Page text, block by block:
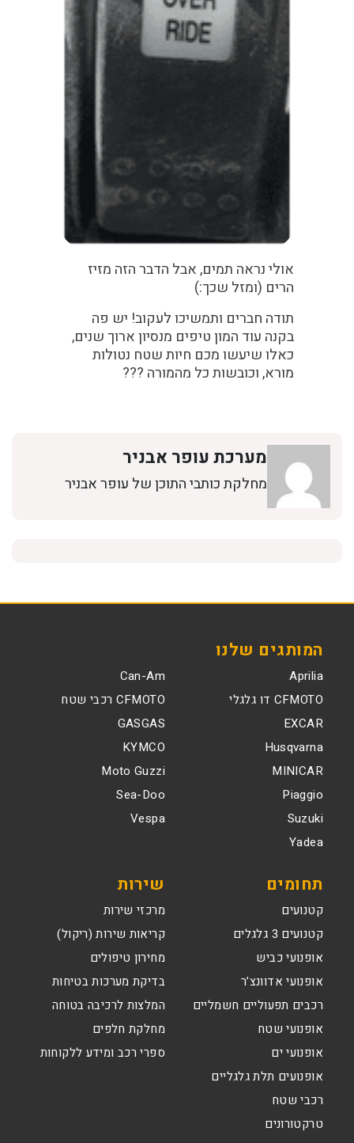
אולי נראה תמים, אבל הדבר הזה מזיז
הרים (ומזל שכך:)
תודה חברים ותמשיכו לעקוב! יש פה
בקנה עוד המון טיפים מנסיון ארוך שנים,
כאלו שיעשו מכם חיות שטח נטולות
מורא, וכובשות כל מהמורה ???
מערכת עופר אבניר
מחלקת כותבי התוכן של עופר אבניר
המותגים שלנו
Aprilia
Can-Am
CFMOTO דו גלגלי
CFMOTO רכבי שטח
EXCAR
GASGAS
Husqvarna
KYMCO
MINICAR
Moto Guzzi
Piaggio
Sea-Doo
Suzuki
Vespa
Yadea
תחומים
קטנועים
קטנועים 3 גלגלים
אופנועי כביש
אופנועי אדוונצ’ר
רכבים תפעוליים חשמליים
אופנועי שטח
אופנועי ים
אופנועים תלת גלגליים
רכבי שטח
טרקטורונים
שירות
מרכזי שירות
קריאות שירות (ריקול)
מחירון טיפולים
בדיקת מערכות בטיחות
המלצות לרכיבה בטוחה
מחלקת חלפים
ספרי רכב ומידע ללקוחות